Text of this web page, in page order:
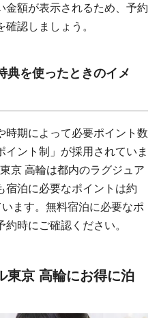
金額が表示されるため、予約
認しましょう。
典を使ったときのイメ
時期によって必要ポイント数
ント制」が採用されていま
京 高輪は都内のラグジュア
宿泊に必要なポイントは約
ます。無料宿泊に必要なポ
時にご確認ください。
東京 高輪にお得に泊